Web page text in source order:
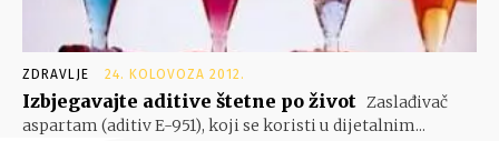
ZDRAVLJE 24. KOLOVOZA 2012.
Izbjegavajte aditive štetne po život Zaslađivač
aspartam (aditiv E-951), koji se koristi u dijetalnim...